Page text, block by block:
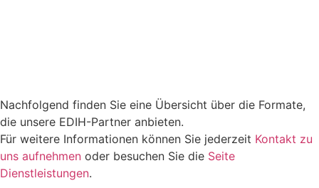
Nachfolgend finden Sie eine Übersicht über die Formate,
die unsere EDIH-Partner anbieten.
Für weitere Informationen können Sie jederzeit Kontakt zu
uns aufnehmen oder besuchen Sie die Seite
Dienstleistungen.